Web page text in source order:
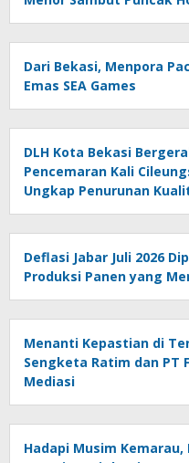
Dari Bekasi, Menpora
Emas SEA Games
DLH Kota Bekasi
Pencemaran Kali
Ungkap Penurunan
Deflasi Jabar Juli 2026
Produksi Panen yang
Menanti Kepastian di
Sengketa Ratim dan PT
Mediasi
Hadapi Musim